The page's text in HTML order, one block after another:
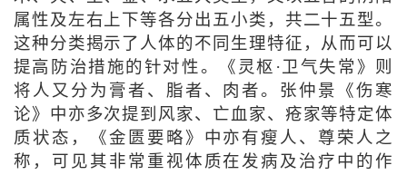
属性及左右上下等各分出五小类，共二十五型。
这种分类揭示了人体的不同生理特征，从而可以
提高防治措施的针对性。《灵枢·卫气失常》则
将人又分为膏者、脂者、肉者。张仲景《伤寒
论》中亦多次提到风家、亡血家、疮家等特定体
质状态，《金匮要略》中亦有瘦人、尊荣人之
称，可见其非常重视体质在发病及治疗中的作